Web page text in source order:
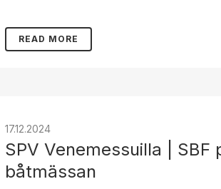
READ MORE
17.12.2024
SPV Venemessuilla | SBF
båtmässan